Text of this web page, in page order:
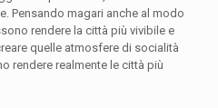
Pensando magari anche al modo
rendere la città più vivibile e
quelle atmosfere di socialità
rendere realmente le città più